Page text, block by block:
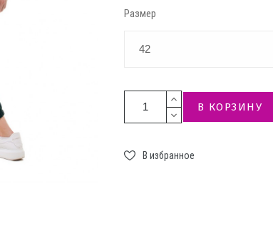
Размер
В КОРЗИНУ
В избранное